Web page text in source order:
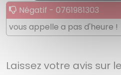
Négatif - 0761981303
vous appelle a pas d'heure !
Laissez votre avis sur le